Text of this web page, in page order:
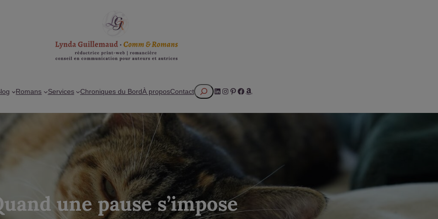
Romans Services Chroniques du BordÀ proposContactRechercherLinkedIn
Instagram
Pinterest
Facebook
Amazon
une pause s’impose